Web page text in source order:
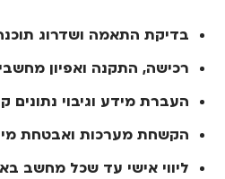
בדיקת התאמה ושדרוג
רכישה, התקנה ואפיון
העברת מידע וגיבוי נתונים
הקשחת מערכות ואבטחת
ליווי אישי עד שכל מחשב